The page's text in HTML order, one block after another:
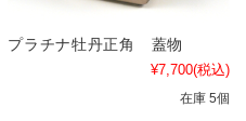
プラチナ牡丹正角 蓋物
¥7,700(税込)
在庫 5個